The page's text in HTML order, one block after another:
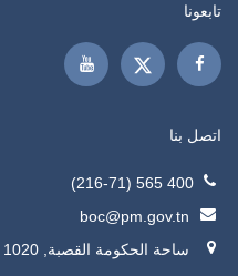
تابعونا
اتصل بنا
400 565 (216-71)
boc@pm.gov.tn
ساحة الحكومة القصبة, 1020 تونس